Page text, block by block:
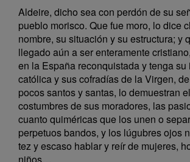
Aldeire, dicho sea con perdón de su
pueblo morisco. Que fue moro, lo dice
nombre, su situación y su estructura; y
llegado aún a ser enteramente
en la España reconquistada y tenga su
católica y sus cofradías de la Virgen,
pocos santos y santas, lo demuestran
costumbres de sus moradores, las
cuanto quiméricas que los unen o
perpetuos bandos, y los lúgubres ojos
tez y escaso hablar y reír de mujeres,